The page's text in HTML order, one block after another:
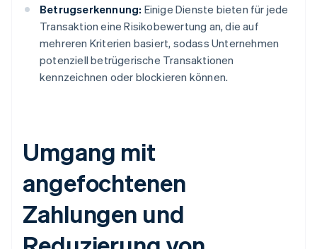
Betrugserkennung: Einige Dienste bieten für jede
Transaktion eine Risikobewertung an, die auf
mehreren Kriterien basiert, sodass Unternehmen
potenziell betrügerische Transaktionen
kennzeichnen oder blockieren können.
Umgang mit
angefochtenen
Zahlungen und